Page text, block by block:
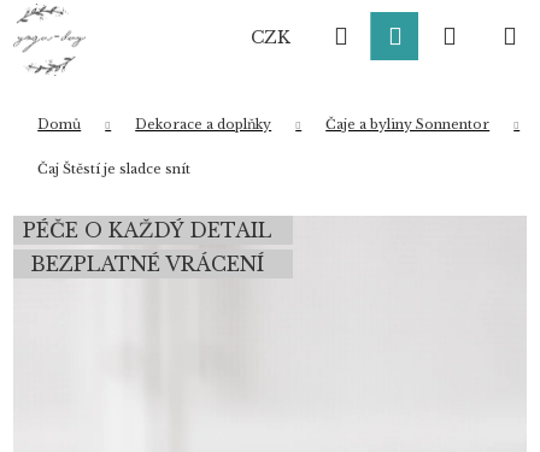
Přejít
obsah
CZK HledatPřihlášení
Domů Dekorace a doplňky Čaje a byliny Sonnentor
Čaj Štěstí je sladce snít
PÉČE O KAŽDÝ DETAIL
BEZPLATNÉ VRÁCENÍ
K
o
Zpět
Zpět
Co potřebujete najít?